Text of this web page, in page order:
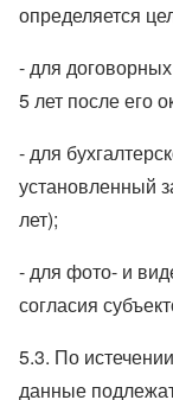
определяется
- для
5 лет после его
- для
установленный
лет);
- для фото- и
согласия
5.3. По
данные